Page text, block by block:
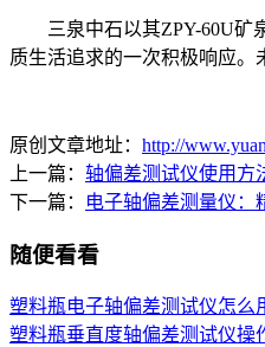
三泉中石以其ZPY-60U矿泉
质生活追求的一次积极响应。
原创文章地址： http://
上一篇： 轴偏差测试仪使用方
下一篇：
电子轴偏差测量仪：
随便看看
塑料瓶电子轴偏差测试仪怎么
塑料瓶垂直度轴偏差测试仪操